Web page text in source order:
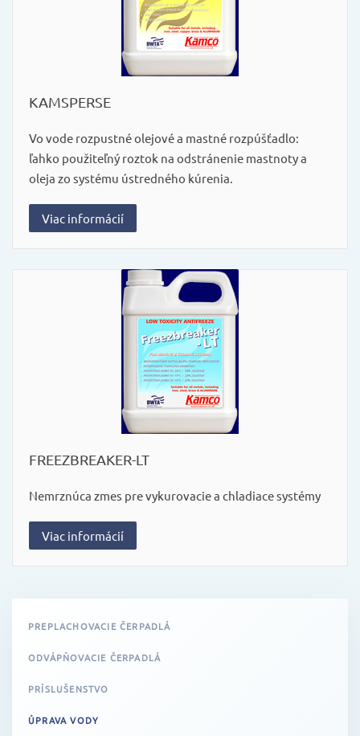
KAMSPERSE
Vo vode rozpustné olejové a mastné rozpúšťadlo:
ľahko použiteľný roztok na odstránenie mastnoty a
oleja zo systému ústredného kúrenia.
Viac informácií
FREEZBREAKER-LT
Nemrznúca zmes pre vykurovacie a chladiace systémy
Viac informácií
PREPLACHOVACIE ČERPADLÁ
ODVÁPŇOVACIE ČERPADLÁ
PRÍSLUŠENSTVO
ÚPRAVA VODY